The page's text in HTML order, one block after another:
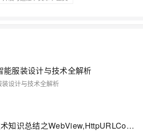
能服装设计与技术全解析
设计与技术全解析
【Android】网络技术知识总结之WebView,HttpURLConnection,OKHttp,XML的pull解析方式